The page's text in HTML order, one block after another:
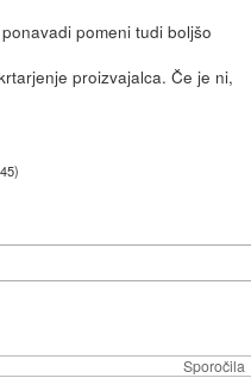
pomeni tudi boljšo
proizvajalca. Če je ni,
)
Sporočila